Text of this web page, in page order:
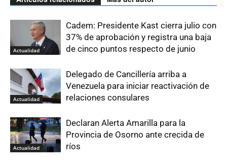
Actualidad
Cadem: Presidente Kast cierra julio con
37% de aprobación y registra una baja
de cinco puntos respecto de junio
Actualidad
Delegado de Cancillería arriba a
Venezuela para iniciar reactivación de
relaciones consulares
Actualidad
Declaran Alerta Amarilla para la
Provincia de Osorno ante crecida de
ríos